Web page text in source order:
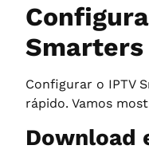
Smarters
Configurar o IPTV
rápido. Vamos
Download